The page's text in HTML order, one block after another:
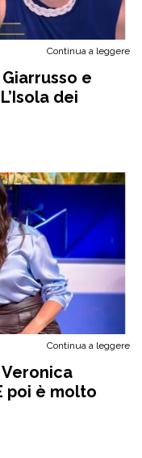
Continua a leggere
e
dei
Continua a leggere
poi è molto